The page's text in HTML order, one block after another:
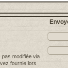
pas modifiée via
fournie lors